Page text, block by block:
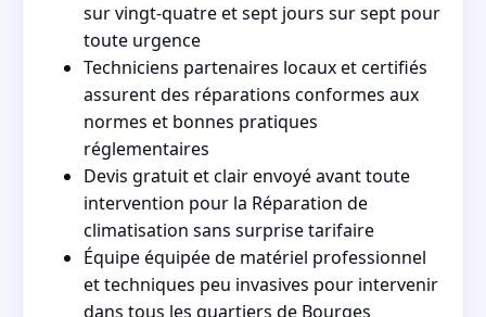
sur vingt-quatre et sept jours sur sept pour
toute urgence
Techniciens partenaires locaux et certifiés
assurent des réparations conformes aux
normes et bonnes pratiques
réglementaires
Devis gratuit et clair envoyé avant toute
intervention pour la Réparation de
climatisation sans surprise tarifaire
Équipe équipée de matériel professionnel
et techniques peu invasives pour intervenir
dans tous les quartiers de Bourges